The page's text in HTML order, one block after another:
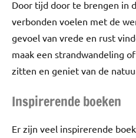
Door tijd door te brengen in
verbonden voelen met de
gevoel van vrede en rust
maak een strandwandeling
zitten en geniet van de
Inspirerende boeken
Er zijn veel inspirerende